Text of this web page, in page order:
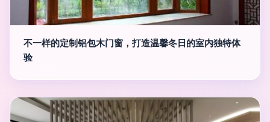
不一样的定制铝包木门窗，打造温馨冬日的室内独特体
验